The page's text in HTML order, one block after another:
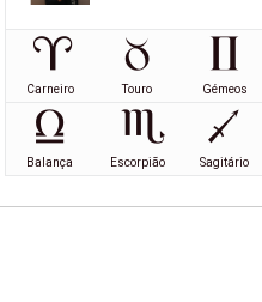
Carneiro Touro Gémeos
Balança Escorpião Sagitário